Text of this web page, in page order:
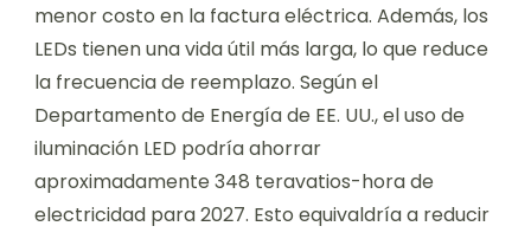
menor costo en la factura eléctrica. Además, los
LEDs tienen una vida útil más larga, lo que reduce
la frecuencia de reemplazo. Según el
Departamento de Energía de EE. UU., el uso de
iluminación LED podría ahorrar
aproximadamente 348 teravatios-hora de
electricidad para 2027. Esto equivaldría a reducir